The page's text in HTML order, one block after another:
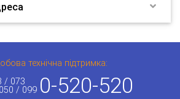
технічна підтримка:
/ 073
/ 099 0-520-520